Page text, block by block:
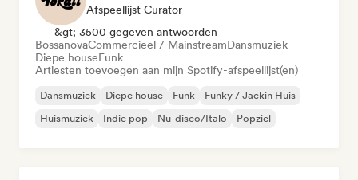
Afspeellijst Curator
&gt; 3500 gegeven antwoorden
BossanovaCommercieel / MainstreamDansmuziek
Diepe houseFunk
Artiesten toevoegen aan mijn Spotify-afspeellijst(en)
Dansmuziek Diepe house Funk
Funky / Jackin Huis
Huismuziek
Indie pop Nu-disco/Italo Popziel